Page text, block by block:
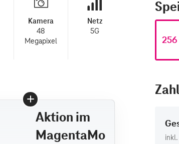
Kamera
48
Megapixel
Netz
5G
Aktion im
MagentaMo
256